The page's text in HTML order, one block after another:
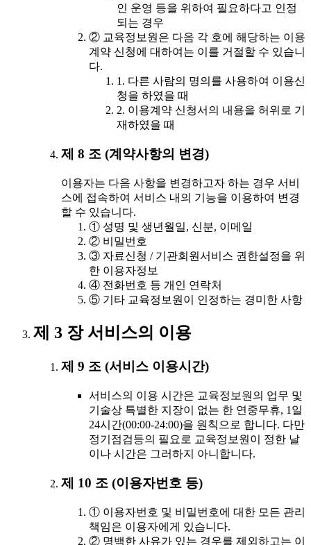
인 운영 등을 위하여 필요하다고 인정
되는 경우
② 교육정보원은 다음 각 호에 해당하는 이용
계약 신청에 대하여는 이를 거절할 수 있습니
다.
1. 다른 사람의 명의를 사용하여 이용신
청을 하였을 때
2. 이용계약 신청서의 내용을 허위로 기
재하였을 때
제 8 조 (계약사항의 변경)
이용자는 다음 사항을 변경하고자 하는 경우 서비
스에 접속하여 서비스 내의 기능을 이용하여 변경
할 수 있습니다.
① 성명 및 생년월일, 신분, 이메일
② 비밀번호
③ 자료신청 / 기관회원서비스 권한설정을 위
한 이용자정보
④ 전화번호 등 개인 연락처
⑤ 기타 교육정보원이 인정하는 경미한 사항
제 3 장 서비스의 이용
제 9 조 (서비스 이용시간)
서비스의 이용 시간은 교육정보원의 업무 및
기술상 특별한 지장이 없는 한 연중무휴, 1일
24시간(00:00-24:00)을 원칙으로 합니다. 다만
정기점검등의 필요로 교육정보원이 정한 날
이나 시간은 그러하지 아니합니다.
제 10 조 (이용자번호 등)
① 이용자번호 및 비밀번호에 대한 모든 관리
책임은 이용자에게 있습니다.
② 명백한 사유가 있는 경우를 제외하고는 이